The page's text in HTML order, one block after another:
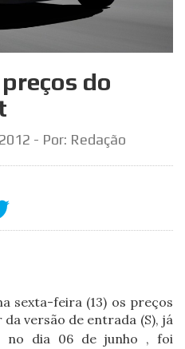
do
- Por: Redação
sexta-feira (13) os preços
da versão de entrada (S), já
no dia 06 de junho , foi